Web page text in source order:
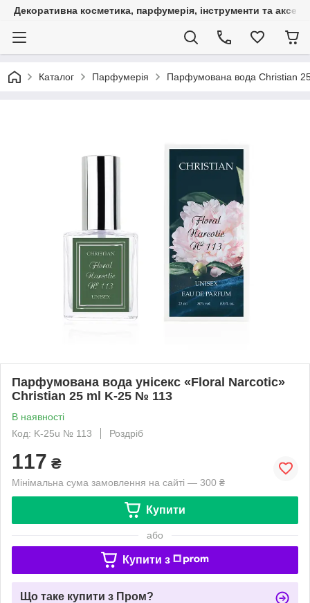
Декоративна косметика, парфумерія, інструменти та
Каталог Парфумерія Парфумована вода Christian
Парфумована вода унісекс «Floral Narcotic»
Christian 25 ml K-25 № 113
В наявності
Код: K-25u № 113
Роздріб
117 ₴
Мінімальна сума замовлення на сайті — 300 ₴
Купити
або
Купити з
Що таке купити з Пром?